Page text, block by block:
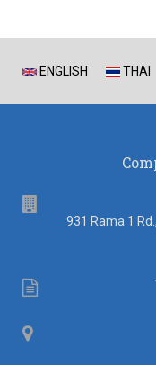
ENGLISH THAI
931 Rama 1
Tax
Map